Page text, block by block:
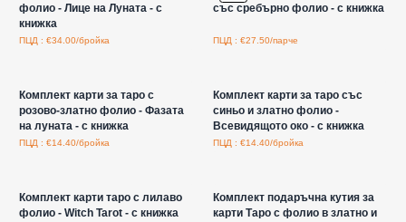
фолио - Лице на Луната - с
книжка
ПЦД : €34.00/бройка
със сребърно фолио - с книжка
ПЦД : €27.50/парче
Комплект карти за таро с
розово-златно фолио - Фазата
на луната - с книжка
ПЦД : €14.40/бройка
Комплект карти за таро със
синьо и златно фолио -
Всевидящото око - с книжка
ПЦД : €14.40/бройка
Комплект карти таро с лилаво
фолио - Witch Tarot - с книжка
Комплект подаръчна кутия за
карти Таро с фолио в златно и